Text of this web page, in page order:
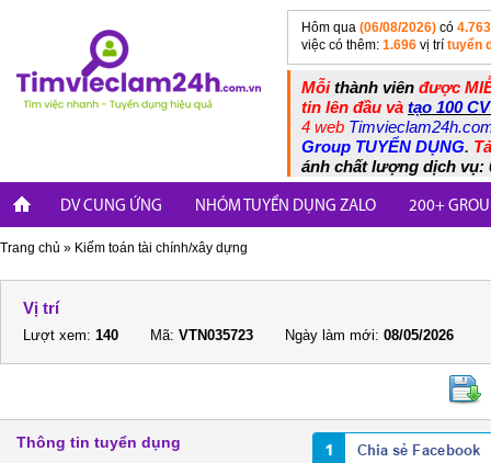
Hôm qua (06/08/2026) có 4.763
việc có thêm: 1.696 vị trí tuyển
Mỗithành viên được
tin lên đầu và tạo 100
4 web
Group TUYỂN DỤNG.
ánh chất lượng dịch vụ:
DV CUNG ỨNG NHÓM TUYỂN DỤNG ZALO 200+
Trang chủ » Kiếm toán tài chính/xây dựng
Vị trí
Lượt xem: 140 Mã: VTN035723 Ngày làm mới: 08/05/2026
Thông tin tuyển dụng